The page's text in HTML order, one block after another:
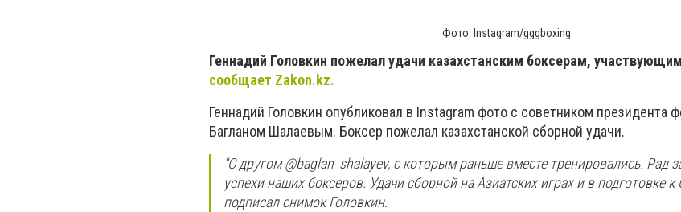
Фото: Instagram/gggboxing
Геннадий Головкин пожелал удачи казахстанским боксерам,
сообщает Zakon.kz.
Геннадий Головкин опубликовал в Instagram фото с советником президента
Багланом Шалаевым. Боксер пожелал казахстанской сборной удачи.
"С другом @baglan_shalayev, с которым раньше вместе тренировались. Рад
успехи наших боксеров. Удачи сборной на Азиатских играх и в подготовке
подписал снимок Головкин.